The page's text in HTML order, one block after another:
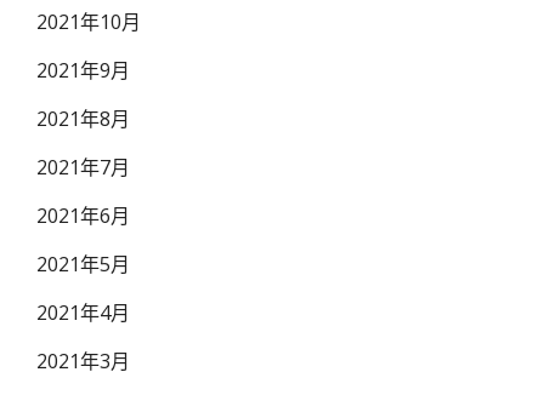
2021年10月
2021年9月
2021年8月
2021年7月
2021年6月
2021年5月
2021年4月
2021年3月